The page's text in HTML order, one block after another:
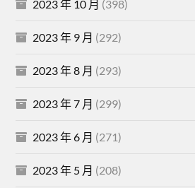
2023 年 10 月 (398)
2023 年 9 月 (292)
2023 年 8 月 (293)
2023 年 7 月 (299)
2023 年 6 月 (271)
2023 年 5 月 (208)